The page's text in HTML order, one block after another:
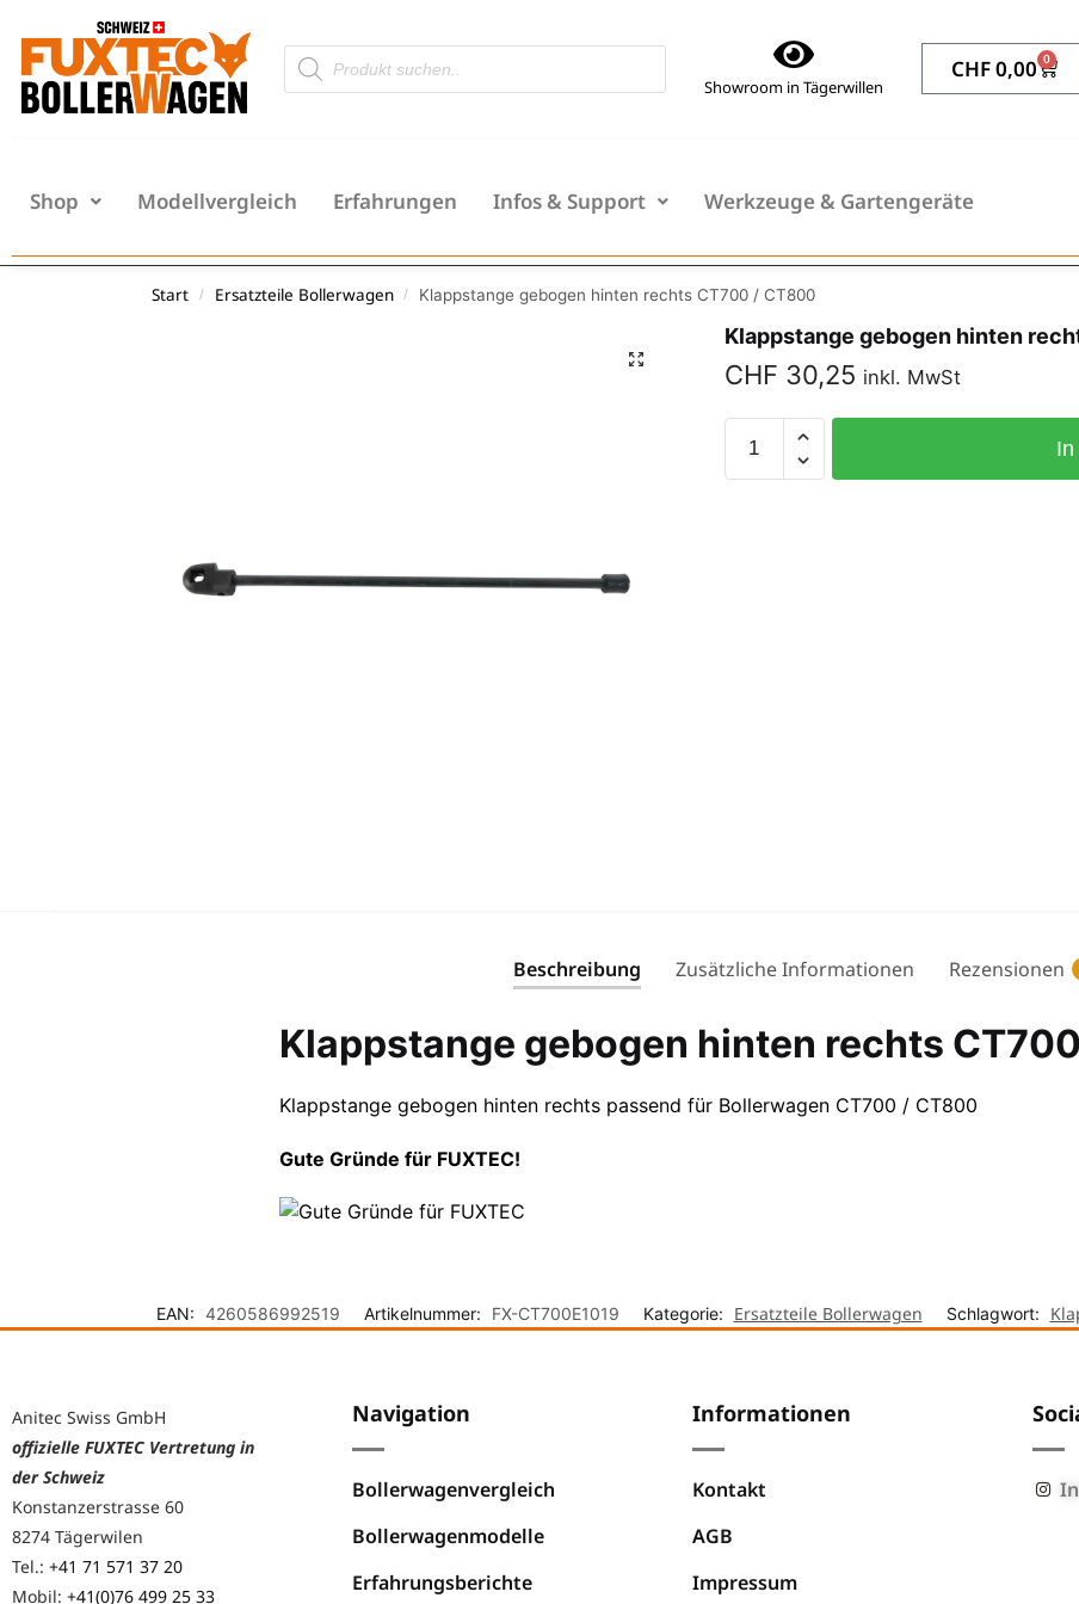
Showroom in Tägerwillen
CHF0,00 0
Shop Modellvergleich Erfahrungen Infos & Support Werkzeuge & Gartengeräte
Start / Ersatzteile Bollerwagen / Klappstange gebogen hinten rechts CT700 / CT800
Klappstange gebogen hinten
CHF 30,25 inkl. MwSt
Beschreibung Zusätzliche Informationen Rezensionen
Klappstange gebogen hinten rechts
Klappstange gebogen hinten rechts passend für Bollerwagen CT700 / CT800
Gute Gründe für FUXTEC!
EAN: 4260586992519 Artikelnummer: FX-CT700E1019 Kategorie: Ersatzteile Bollerwagen Schlagwort:
Anitec Swiss GmbH
offizielle FUXTEC Vertretung in
der Schweiz
Konstanzerstrasse 60
8274 Tägerwilen
Tel.: +41 71 571 37 20
Mobil: +41(0)76 499 25 33
Navigation
Bollerwagenvergleich
Bollerwagenmodelle
Erfahrungsberichte
Informationen
Kontakt
AGB
Impressum